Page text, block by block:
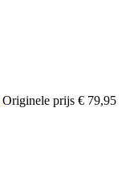
Originele prijs € 79,95